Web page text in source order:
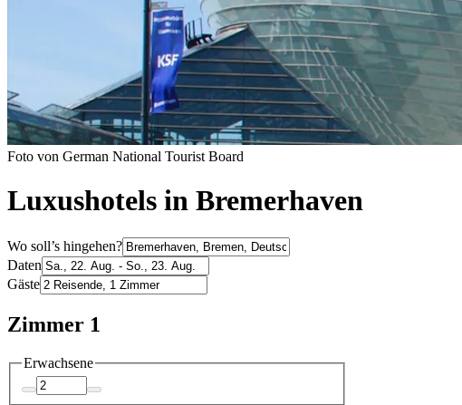
Foto von German National Tourist Board
Luxushotels in Bremerhaven
Wo soll’s hingehen?
Daten
Gäste
Zimmer 1
Erwachsene